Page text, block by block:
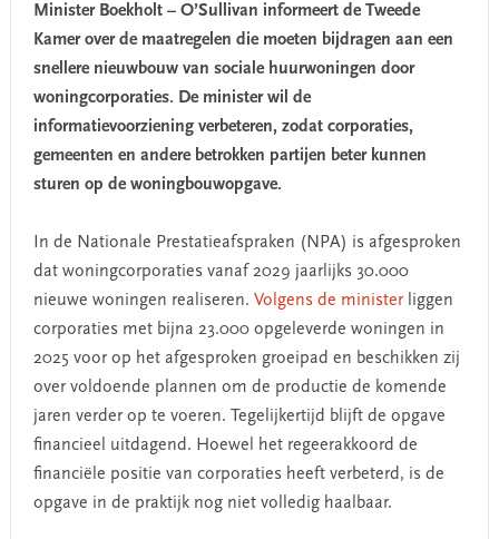
Minister Boekholt – O’Sullivan informeert de Tweede
Kamer over de maatregelen die moeten bijdragen aan een
snellere nieuwbouw van sociale huurwoningen door
woningcorporaties. De minister wil de
informatievoorziening verbeteren, zodat corporaties,
gemeenten en andere betrokken partijen beter kunnen
sturen op de woningbouwopgave.
In de Nationale Prestatieafspraken (NPA) is afgesproken
dat woningcorporaties vanaf 2029 jaarlijks 30.000
nieuwe woningen realiseren. Volgens de ministerliggen
corporaties met bijna 23.000 opgeleverde woningen in
2025 voor op het afgesproken groeipad en beschikken zij
over voldoende plannen om de productie de komende
jaren verder op te voeren. Tegelijkertijd blijft de opgave
financieel uitdagend. Hoewel het regeerakkoord de
financiële positie van corporaties heeft verbeterd, is de
opgave in de praktijk nog niet volledig haalbaar.